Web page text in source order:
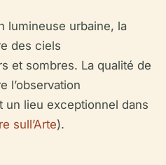
lumineuse urbaine, la
des ciels
et sombres. La qualité de
l’observation
un lieu exceptionnel dans
sull’Arte).